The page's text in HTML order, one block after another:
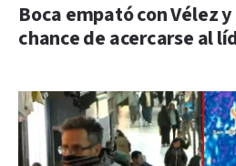
Boca empató con Vélez
chance de acercarse al